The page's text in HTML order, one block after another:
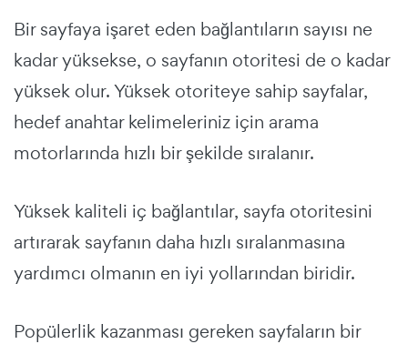
Bir sayfaya işaret eden bağlantıların sayısı ne
kadar yüksekse, o sayfanın otoritesi de o kadar
yüksek olur. Yüksek otoriteye sahip sayfalar,
hedef anahtar kelimeleriniz için arama
motorlarında hızlı bir şekilde sıralanır.
Yüksek kaliteli iç bağlantılar, sayfa otoritesini
artırarak sayfanın daha hızlı sıralanmasına
yardımcı olmanın en iyi yollarından biridir.
Popülerlik kazanması gereken sayfaların bir